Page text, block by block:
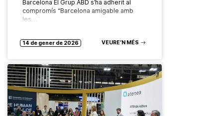
Barcelona El Grup ABD s’ha adherit al
compromís “Barcelona amigable amb
les…
14 de gener de 2026 VEURE’N MÉS